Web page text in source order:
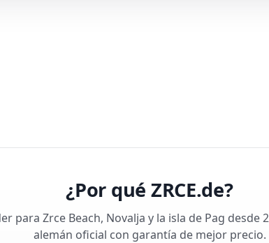
¿Por qué ZRCE.de?
para Zrce Beach, Novalja y la isla de Pag
alemán oficial con garantía de mejor precio.